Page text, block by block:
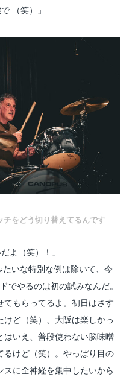
（笑）」
をどう切り替えてるんです
よ（笑）！」
いな特別な例は除いて、今
でやるのは初の試みなんだ。
てもらってるよ。初日はさす
ど（笑）、大阪は楽しかっ
はいえ、普段使わない脳味噌
るけど（笑）。やっぱり目の
に全神経を集中したいから